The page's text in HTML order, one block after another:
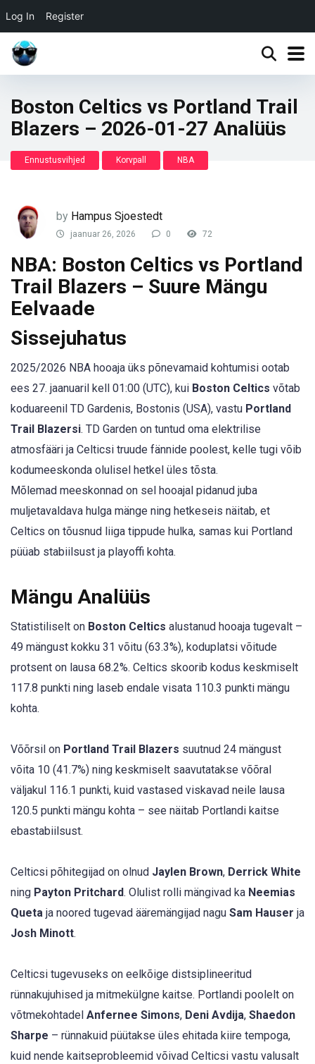
Log In Register
Boston Celtics vs Portland Trail
Blazers – 2026-01-27 Analüüs
Ennustusvihjed Korvpall NBA
by Hampus Sjoestedt
jaanuar 26, 2026 0 72
NBA: Boston Celtics vs Portland
Trail Blazers – Suure Mängu
Eelvaade
Sissejuhatus
2025/2026 NBA hooaja üks põnevamaid kohtumisi ootab
ees 27. jaanuaril kell 01:00 (UTC), kui Boston Celtics võtab
koduareenil TD Gardenis, Bostonis (USA), vastu Portland
Trail Blazersi. TD Garden on tuntud oma elektrilise
atmosfääri ja Celticsi truude fännide poolest, kelle tugi võib
kodumeeskonda olulisel hetkel üles tõsta.
Mõlemad meeskonnad on sel hooajal pidanud juba
muljetavaldava hulga mänge ning hetkeseis näitab, et
Celtics on tõusnud liiga tippude hulka, samas kui Portland
püüab stabiilsust ja playoffi kohta.
Mängu Analüüs
Statistiliselt on Boston Celtics alustanud hooaja tugevalt –
49 mängust kokku 31 võitu (63.3%), koduplatsi võitude
protsent on lausa 68.2%. Celtics skoorib kodus keskmiselt
117.8 punkti ning laseb endale visata 110.3 punkti mängu
kohta.
Võõrsil on Portland Trail Blazers suutnud 24 mängust
võita 10 (41.7%) ning keskmiselt saavutatakse võõral
väljakul 116.1 punkti, kuid vastased viskavad neile lausa
120.5 punkti mängu kohta – see näitab Portlandi kaitse
ebastabiilsust.
Celticsi põhitegijad on olnud Jaylen Brown, Derrick White
ning Payton Pritchard. Olulist rolli mängivad ka Neemias
Queta ja noored tugevad ääremängijad nagu Sam Hauser ja
Josh Minott.
Celticsi tugevuseks on eelkõige distsiplineeritud
rünnakujuhised ja mitmekülgne kaitse. Portlandi poolelt on
võtmekohtadel Anfernee Simons, Deni Avdija, Shaedon
Sharpe – rünnakuid püütakse üles ehitada kiire tempoga,
kuid nende kaitseprobleemid võivad Celticsi vastu valusalt